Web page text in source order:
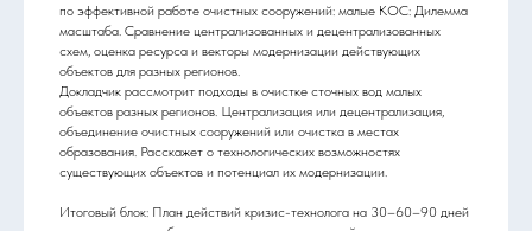
по эффективной работе очистных сооружений: малые КОС: Дилемма
масштаба. Сравнение централизованных и децентрализованных
схем, оценка ресурса и векторы модернизации действующих
объектов для разных регионов.
Докладчик рассмотрит подходы в очистке сточных вод малых
объектов разных регионов. Централизация или децентрализация,
объединение очистных сооружений или очистка в местах
образования. Расскажет о технологических возможностях
существующих объектов и потенциал их модернизации.
Итоговый блок: План действий кризис-технолога на 30–60–90 дней